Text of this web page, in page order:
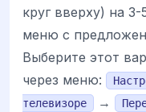
круг вверху) на
меню с
Выберите этот
через меню:
телевизоре
→